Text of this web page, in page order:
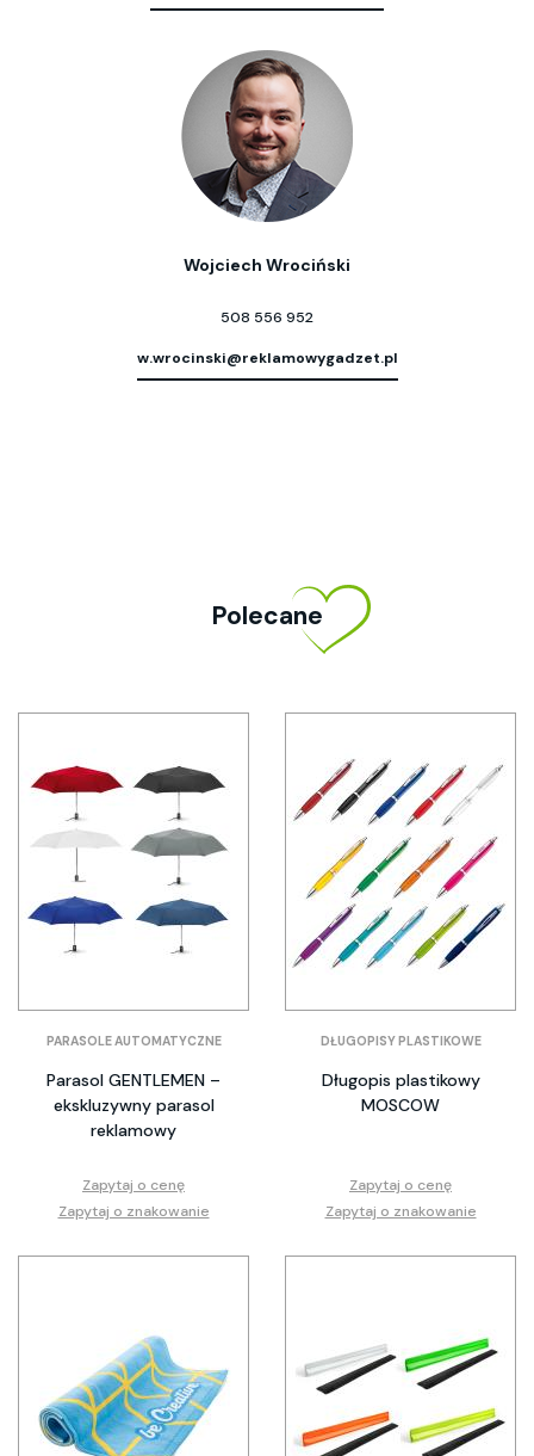
Wojciech Wrociński
508 556 952
w.wrocinski@reklamowygadzet.pl
Polecane
PARASOLE AUTOMATYCZNE
Parasol GENTLEMEN –
ekskluzywny parasol
reklamowy
Zapytaj o cenę
Zapytaj o znakowanie
DŁUGOPISY PLASTIKOWE
Długopis plastikowy
MOSCOW
Zapytaj o cenę
Zapytaj o znakowanie